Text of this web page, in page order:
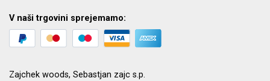
V naši trgovini sprejemamo:
Zajchek woods, Sebastjan zajc s.p.